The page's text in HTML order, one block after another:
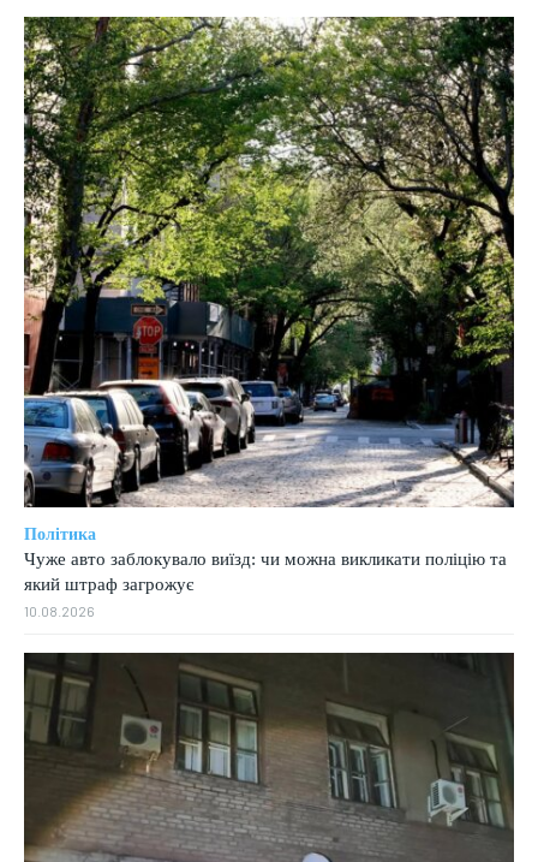
Політика
Чуже авто заблокувало виїзд: чи можна викликати поліцію та
який штраф загрожує
10.08.2026